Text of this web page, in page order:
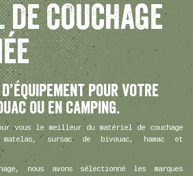
COUCHAGE
pour votre
ou en camping.
vous le meilleur du matériel de couchage
sursac de bivouac, hamac et
nous avons sélectionné les marques